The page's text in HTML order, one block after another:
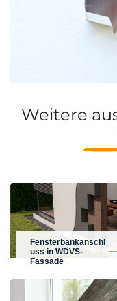
Weitere
Fensterbankanschl
uss in WDVS-
Fassade